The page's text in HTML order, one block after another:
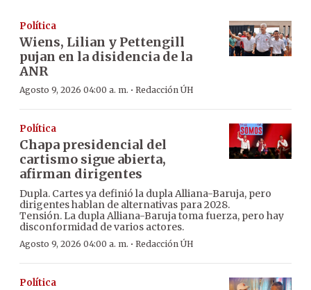
Política
Wiens, Lilian y Pettengill
pujan en la disidencia de la
ANR
Agosto 9, 2026 04:00 a. m. · Redacción ÚH
Política
Chapa presidencial del
cartismo sigue abierta,
afirman dirigentes
Dupla. Cartes ya definió la dupla Alliana-Baruja, pero
dirigentes hablan de alternativas para 2028.
Tensión. La dupla Alliana-Baruja toma fuerza, pero hay
disconformidad de varios actores.
Agosto 9, 2026 04:00 a. m. · Redacción ÚH
Política